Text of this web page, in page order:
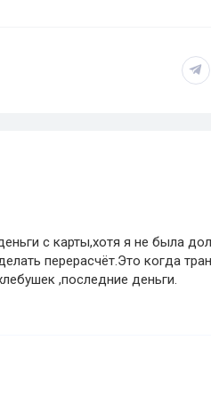
с карты,хотя я не была
перерасчёт.Это когда
,последние деньги.